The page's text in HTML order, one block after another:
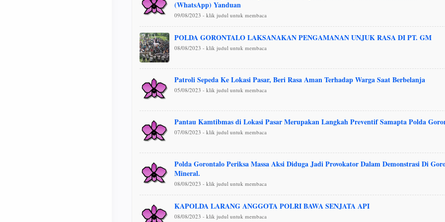
(WhatsApp) Yanduan
09/08/2023 - klik judul untuk membaca
POLDA GORONTALO LAKSANAKAN PENGAMANAN UNJUK RASA DI PT. GM
08/08/2023 - klik judul untuk membaca
Patroli Sepeda Ke Lokasi Pasar, Beri Rasa Aman Terhadap Warga Saat Berbelanja
05/08/2023 - klik judul untuk membaca
Pantau Kamtibmas di Lokasi Pasar Merupakan Langkah Preventif Samapta Polda
07/08/2023 - klik judul untuk membaca
Polda Gorontalo Periksa Massa Aksi Diduga Jadi Provokator Dalam Demonstrasi Di
Mineral.
08/08/2023 - klik judul untuk membaca
KAPOLDA LARANG ANGGOTA POLRI BAWA SENJATA API
08/08/2023 - klik judul untuk membaca